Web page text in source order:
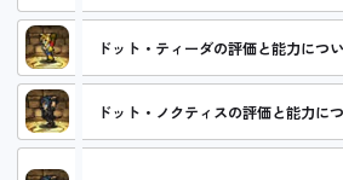
ドット・ティーダの評価と能力につ
ドット・ノクティスの評価と能力に